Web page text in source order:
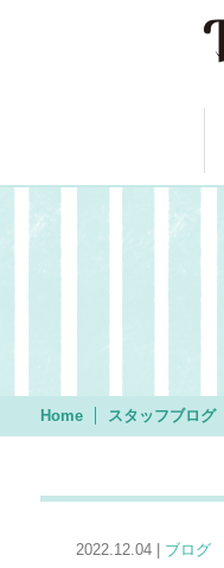
Home スタッフブログ
2022.12.04 | ブログ